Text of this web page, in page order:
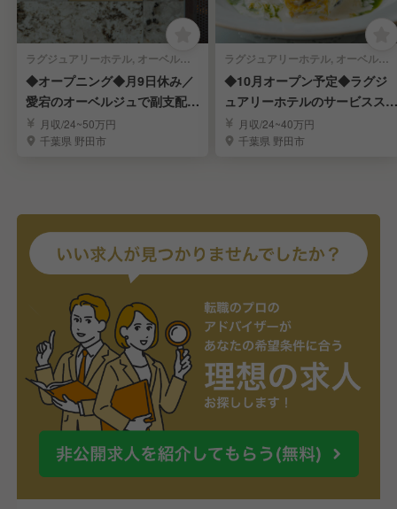
ラグジュアリーホテル, オーベルジュ | 宿泊部門 | マネージャー・支配人・副支配人・女将
◆オープニング◆月9日休み／
愛宕のオーベルジュで副支配人
募集／転勤なし
月収/24~50万円
千葉県 野田市
ラグジュアリーホテル, オーベルジュ | 料飲部門 | レストランサービス・ホールスタッフ
◆10月オープン予定◆ラグジ
ュアリーホテルのサービススタ
ッフ募集／車通勤可
月収/24~40万円
千葉県 野田市